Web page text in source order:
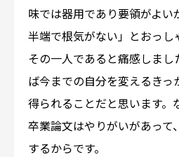
味では器用であり要領がよい
半端で根気がない」とおっし
その一人であると痛感しま
ば今までの自分を変えるきっ
得られることだと思います。
卒業論文はやりがいがあって
するからです。